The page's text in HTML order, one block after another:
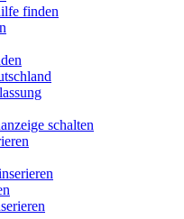
finden
schalten